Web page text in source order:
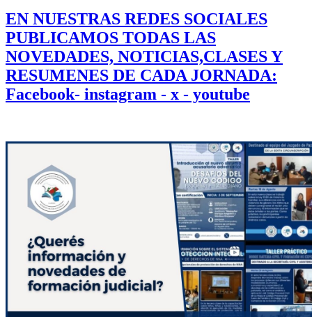
EN NUESTRAS REDES SOCIALES
PUBLICAMOS TODAS LAS
NOVEDADES, NOTICIAS,CLASES Y
RESUMENES DE CADA JORNADA:
Facebook- instagram - x - youtube